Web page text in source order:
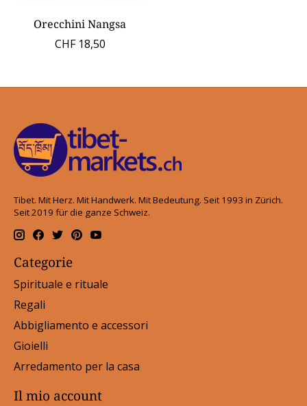
Orecchini Nangsa
CHF 18,50
Tibet. Mit Herz. Mit Handwerk. Mit Bedeutung. Seit 1993 in Zürich.
Seit 2019 für die ganze Schweiz.
Categorie
Spirituale e rituale
Regali
Abbigliamento e accessori
Gioielli
Arredamento per la casa
Il mio account